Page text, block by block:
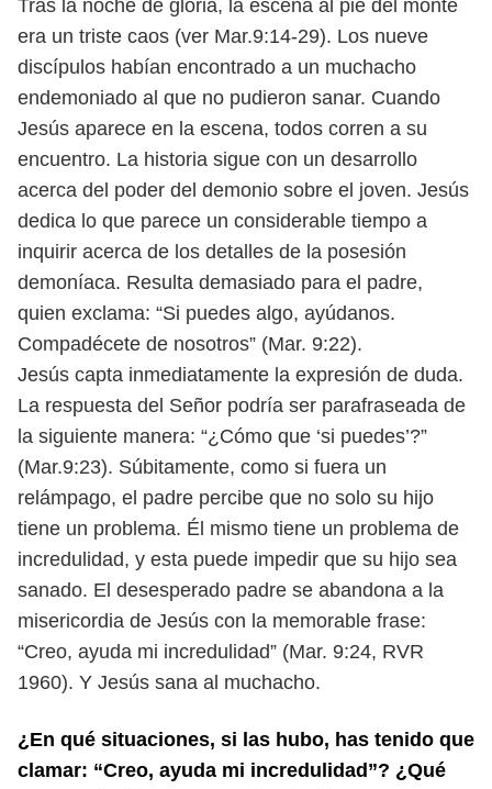
Tras la noche de gloria, la escena al pie del monte
era un triste caos (ver Mar.9:14-29). Los nueve
discípulos habían encontrado a un muchacho
endemoniado al que no pudieron sanar. Cuando
Jesús aparece en la escena, todos corren a su
encuentro. La historia sigue con un desarrollo
acerca del poder del demonio sobre el joven. Jesús
dedica lo que parece un considerable tiempo a
inquirir acerca de los detalles de la posesión
demoníaca. Resulta demasiado para el padre,
quien exclama: “Si puedes algo, ayúdanos.
Compadécete de nosotros” (Mar. 9:22).
Jesús capta inmediatamente la expresión de duda.
La respuesta del Señor podría ser parafraseada de
la siguiente manera: “¿Cómo que ‘si puedes’?”
(Mar.9:23). Súbitamente, como si fuera un
relámpago, el padre percibe que no solo su hijo
tiene un problema. Él mismo tiene un problema de
incredulidad, y esta puede impedir que su hijo sea
sanado. El desesperado padre se abandona a la
misericordia de Jesús con la memorable frase:
“Creo, ayuda mi incredulidad” (Mar. 9:24, RVR
1960). Y Jesús sana al muchacho.
¿En qué situaciones, si las hubo, has tenido que
clamar: “Creo, ayuda mi incredu lidad”? ¿Qué